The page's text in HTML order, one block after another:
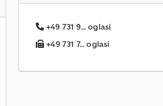
+49 731 9... oglasi
+49 731 7... oglasi